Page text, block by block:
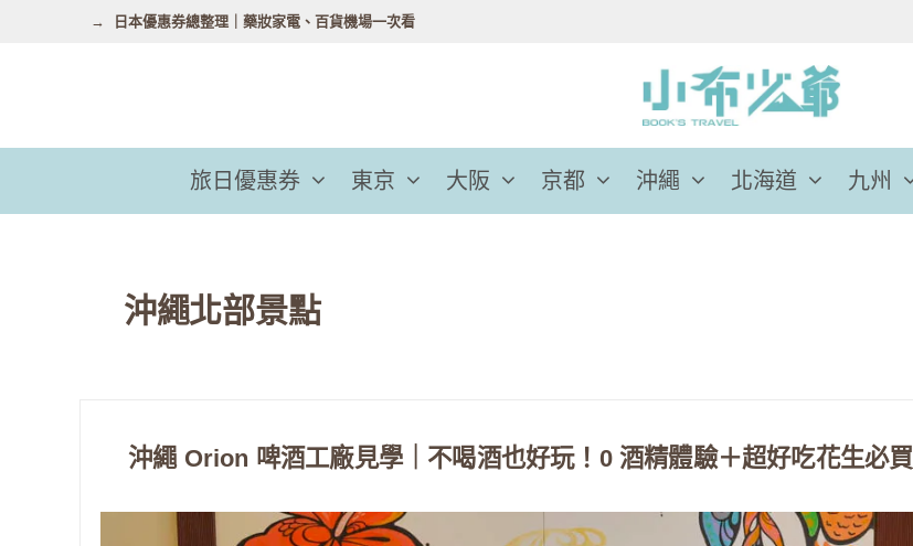
容
日本優惠券總整理｜藥妝家電、百貨機場一次看
旅日優惠券 東京 大阪 京都 沖繩 北海道 九州
沖繩北部景點
沖繩 Orion 啤酒工廠見學｜不喝酒也好玩！0 酒精體驗＋超好吃花生必買